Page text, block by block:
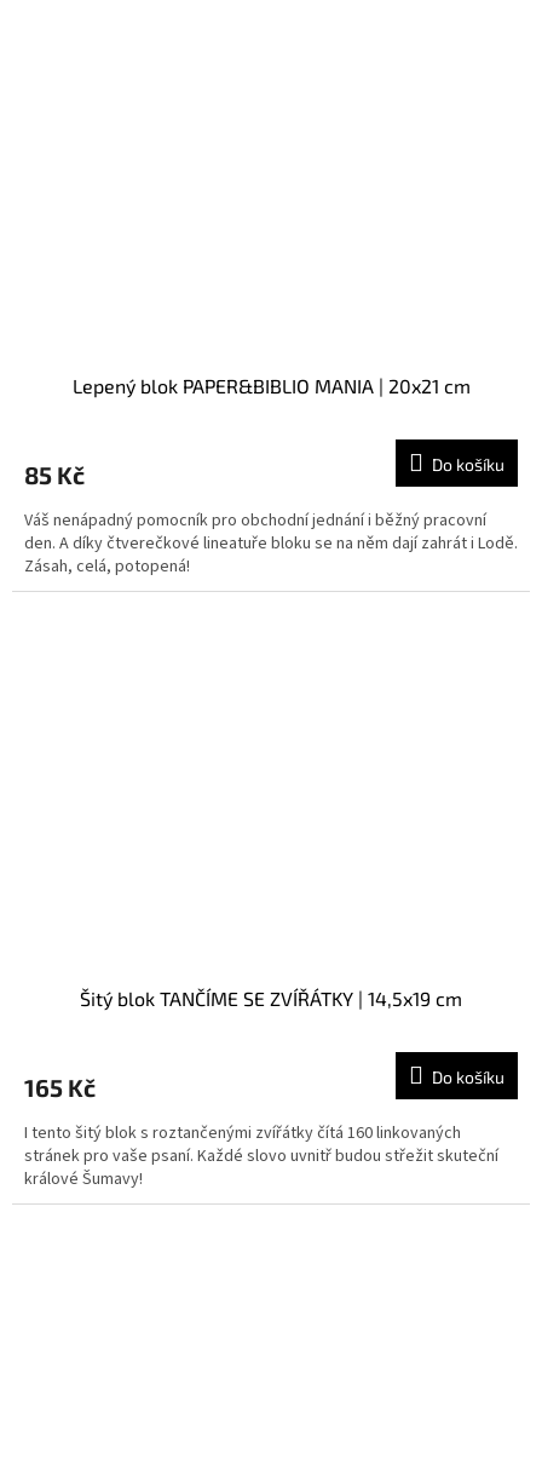
Lepený blok PAPER&BIBLIO MANIA | 20x21 cm
85 Kč Do košíku
Váš nenápadný pomocník pro obchodní jednání i běžný pracovní
den. A díky čtverečkové lineatuře bloku se na něm dají zahrát i Lodě.
Zásah, celá, potopená!
Šitý blok TANČÍME SE ZVÍŘÁTKY | 14,5x19 cm
165 Kč Do košíku
I tento šitý blok s roztančenými zvířátky čítá 160 linkovaných
stránek pro vaše psaní. Každé slovo uvnitř budou střežit skuteční
králové Šumavy!